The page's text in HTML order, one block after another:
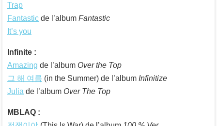
Trap
Fantastic de l’album Fantastic
It’s you
Infinite :
Amazing de l’album Over the Top
그 해 여름 (in the Summer) de l’album Infinitize
Julia de l’album Over The Top
MBLAQ :